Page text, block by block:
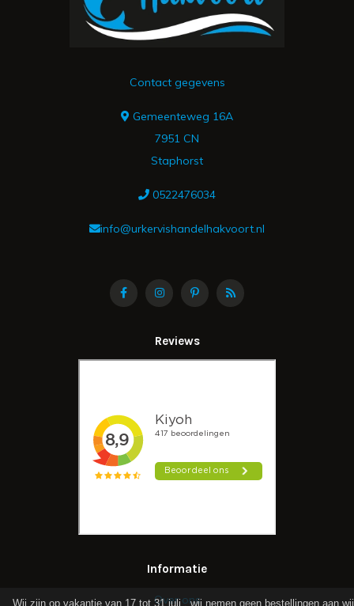
Wij zijn op vakantie van 17 tot 31 juli , wij nemen geen bestellingen aan wij
Contact gegevens
Gemeenteweg 16A
7951 CN
Staphorst
0522476034
info@urkervishandelhakvoort.nl
Reviews
Informatie
Over ons